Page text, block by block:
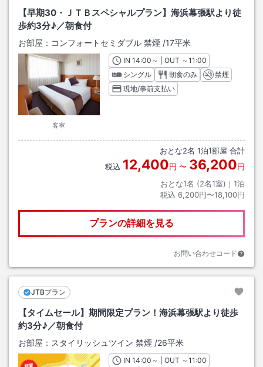
【早期30・ＪＴＢスペシャルプラン】海浜幕張駅より徒
歩約3分♪／朝食付
お部屋： コンフォートセミダブル 禁煙 /17平米
客室
INチェックイン
14:00 ～ | OUT チェックアウト
～11:00
シングル
朝食のみ
禁煙
現地/事前支払い
おとな2名 1泊1部屋 合計
税込 12,400円 〜 36,200円
おとな1名 (2名1室)｜ 1泊
税込 6,200円〜18,100円
プランの詳細を見る
お問い合わせコード
JTBプラン
【タイムセール】期間限定プラン！海浜幕張駅より徒歩
約3分♪／朝食付
お部屋： スタイリッシュツイン 禁煙 /26平米
INチェックイン
14:00 ～ | OUT チェックアウト
～11:00